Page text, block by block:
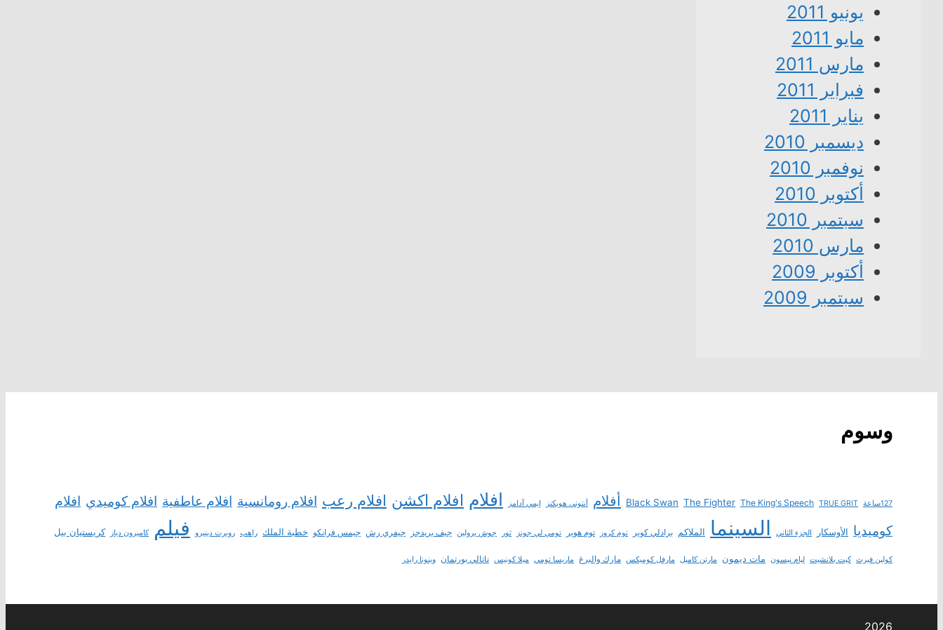
يونيو 2011
مايو 2011
مارس 2011
فبراير 2011
يناير 2011
ديسمبر 2010
نوفمبر 2010
أكتوبر 2010
سبتمبر 2010
مارس 2010
أكتوبر 2009
سبتمبر 2009
وسوم
127ساعة Black Swan The Fighter The King's Speech TRUE GRIT أفلام أنتوني هوبكنز إيمي آدامز افلام افلام اكشن افلام رعب افلام رومانسية افلام عاطفية افلام كوميدي افلام
كوميديا الأوسكار الجزء الثاني السينما الملاكم برادلي كوبر توم كروز توم هوبر تومي لي جونز ثور جوش برولين جيف بريدجز جيفري رش جيمس فرانكو خطبة الملك راهب روبرت دينيرو فيلم كاميرون دياز كريستيان بيل
كولين فيرث كيت بلانشيت ليام نيسون مات ديمون مارتن كامبل مارفل كوميكس مارك والبرغ ماريسا تومي ميلا كونيس ناتالي بورتمان وينونا رايدر
2026